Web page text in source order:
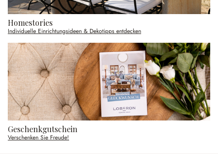
Homestories
Individuelle Einrichtungsideen & Dekotipps entdecken
Geschenkgutschein
Verschenken Sie Freude!